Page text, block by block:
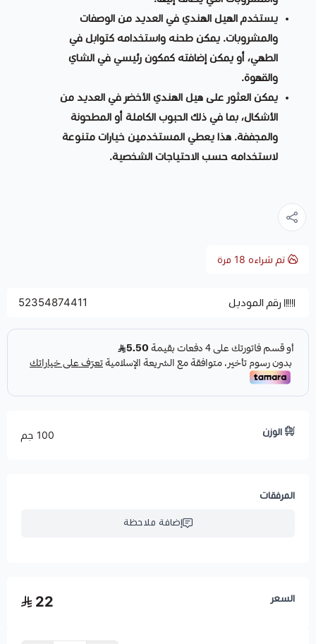
يستخدم الهيل الهندي في العديد من الوصفات
والمشروبات. يمكن طحنه واستخدامه كتوابل في
الطهي، أو يمكن إضافته كمكون رئيسي في الشاي
والقهوة.
يمكن العثور على هيل الهندي الأخضر في العديد من
الأشكال، بما في ذلك الحبوب الكاملة أو المطحونة
والمجففة. هذا يعطي المستخدمين خيارات متنوعة
لاستخدامه حسب الاحتياجات الشخصية.
تم شراءه 18 مرة
رقم الموديل 52354874411
الوزن 100 جم
المرفقات
إضافة ملاحظة
السعر 22